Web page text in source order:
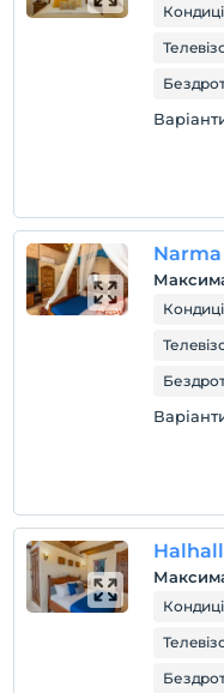
Narma